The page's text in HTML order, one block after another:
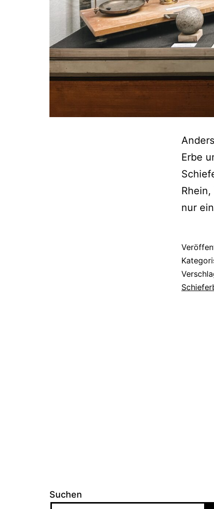
Erbe
nur
Suchen